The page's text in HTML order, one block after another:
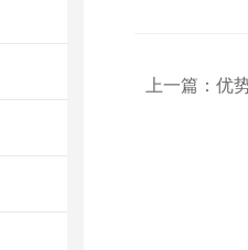
上一篇： 优势